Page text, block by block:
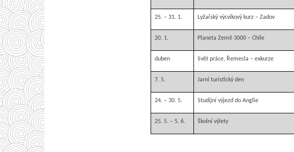
25. – 31. 1. Lyžařský výcvikový kurz – Zadov
20. 1. Planeta Země 3000 – Chile
duben Svět práce, Řemesla – exkurze
7. 5. Jarní turistický den
24. – 30. 5. Studijní výjezd do Anglie
25. 5. – 5. 6. Školní výlety